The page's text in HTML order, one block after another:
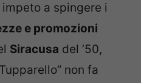
a spingere i
e promozioni
Siracusa del ’50,
non fa